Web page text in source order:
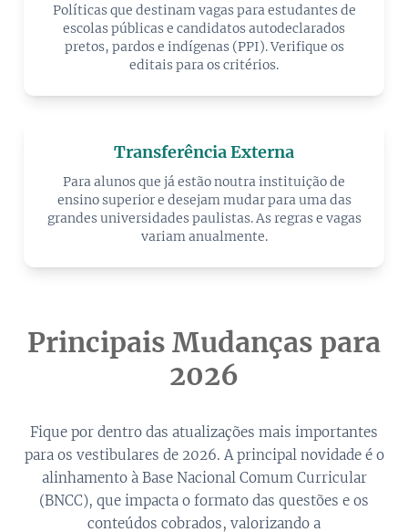
Políticas que destinam vagas para estudantes de
escolas públicas e candidatos autodeclarados
pretos, pardos e indígenas (PPI). Verifique os
editais para os critérios.
Transferência Externa
Para alunos que já estão noutra instituição de
ensino superior e desejam mudar para uma das
grandes universidades paulistas. As regras e vagas
variam anualmente.
Principais Mudanças para
2026
Fique por dentro das atualizações mais importantes
para os vestibulares de 2026. A principal novidade é o
alinhamento à Base Nacional Comum Curricular
(BNCC), que impacta o formato das questões e os
conteúdos cobrados, valorizando a